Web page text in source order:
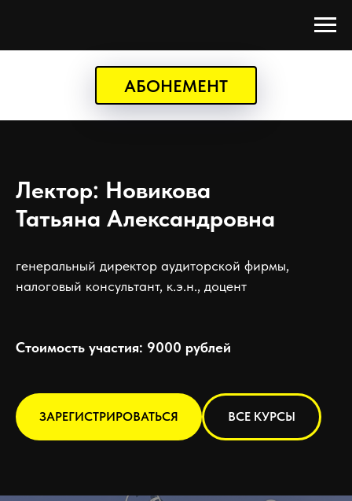
АБОНЕМЕНТ
Лектор: Новикова
Татьяна Александровна
генеральный директор аудиторской фирмы,
налоговый консультант, к.э.н., доцент
Стоимость участия: 9000 рублей
ЗАРЕГИСТРИРОВАТЬСЯ ВСЕ КУРСЫ